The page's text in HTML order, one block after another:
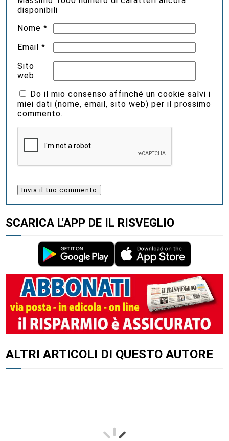
disponibili
Nome*
Email*
Sito
web
Do il mio consenso affinché un cookie salvi i
miei dati (nome, email, sito web) per il prossimo
commento.
SCARICA L'APP DE IL RISVEGLIO
ALTRI ARTICOLI DI QUESTO AUTORE